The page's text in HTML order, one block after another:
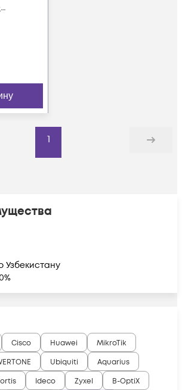
1
Дальше
Узбекистану
Cisco Huawei
MikroTik
Ubiquiti
Aquarius
Ideco Zyxel
B-OptiX